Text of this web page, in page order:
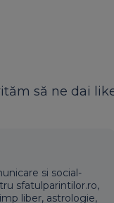
să ne dai
si social-
sfatulparintilor.ro,
liber, astrologie,